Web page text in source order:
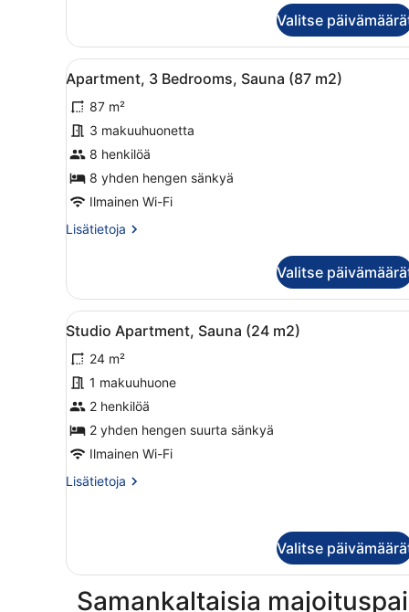
Bedroom,
Sauna
(62
m2)
Valitse
Avaa
kaikki
huonetyypin
Apartment,
3
Bedrooms,
Sauna
m2)
Yhden kerroksen talo,
5
Apartment, 3 Bedrooms, Sauna (87 m2)
87 m²
3 makuuhuonetta
8 henkilöä
8 yhden hengen sänkyä
Ilmainen Wi-Fi
Lisätietoja
Lisätietoja
Bedrooms,
Sauna
(87
Valitse
Avaa
kaikki
huonetyypin
Studio
Apartment,
Sauna
(24
kuvat
Moderni, monikerroksinen
5
Studio Apartment, Sauna (24 m2)
24 m²
1 makuuhuone
2 henkilöä
2 yhden hengen suurta sänkyä
Ilmainen Wi-Fi
Lisätietoja
Lisätietoja
(24
m2)
Valitse
Samankaltaisia